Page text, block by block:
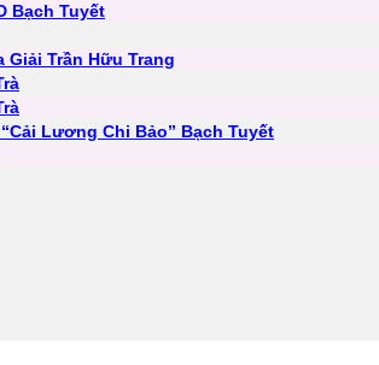
Bạch Tuyết
Giải Trần Hữu Trang
Lương Chi Bảo” Bạch Tuyết